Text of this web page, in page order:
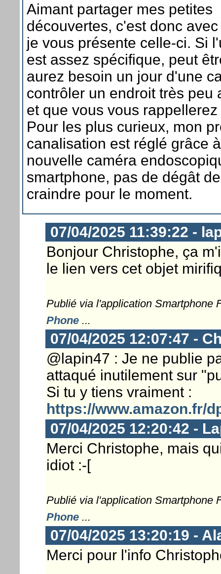
Aimant partager mes petites
découvertes, c'est donc
je vous présente celle-ci. Si
est assez spécifique, peut
aurez besoin un jour d'une
contrôler un endroit très peu
et que vous vous
Pour les plus curieux, mon
canalisation est réglé grâce
nouvelle caméra
smartphone, pas de dégât
craindre pour le moment.
07/04/2025 11:39:22 -
Bonjour Christophe, ça
le lien vers cet objet
Publié via l'application Smartphone
Phone...
07/04/2025 12:07:47 -
@lapin47 : Je ne publie
attaqué inutilement sur
Si tu y tiens vraiment :
https://www.amazon.fr/
07/04/2025 12:20:42 -
Merci Christophe, mais
idiot :-[
Publié via l'application Smartphone
Phone...
07/04/2025 13:20:19 -
Merci pour l'info